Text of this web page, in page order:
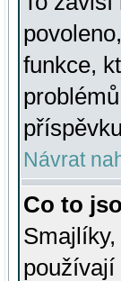
funkce,
Návrat
Co to
používají